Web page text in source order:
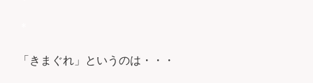
「きまぐれ」というのは・・・